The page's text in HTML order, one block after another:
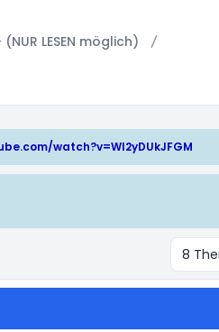
LESEN möglich)
watch?v=WI2yDUkJFGM
8